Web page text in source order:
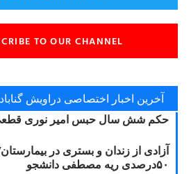
TO OUR CHANNEL
آخرین اخبار اختصاصی دراویش
حکم شش سال حبس امیر نوری
آزادی از زندان و بستری در
۵۰درصدی ریه مصطفی دانشجو